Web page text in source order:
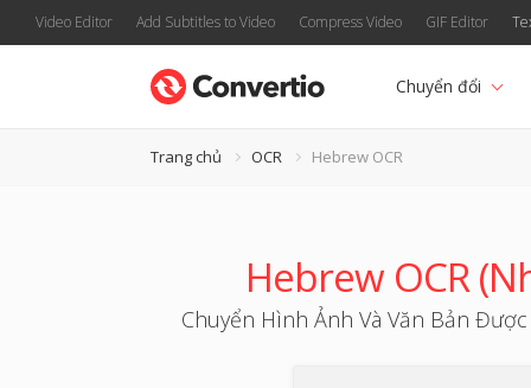
Video Editor Add Subtitles to Video Compress Video GIF Editor
Chuyển đổi
Trang chủ OCR Hebrew OCR
Hebrew OCR
Chuyển Hình Ảnh Và Văn Bản